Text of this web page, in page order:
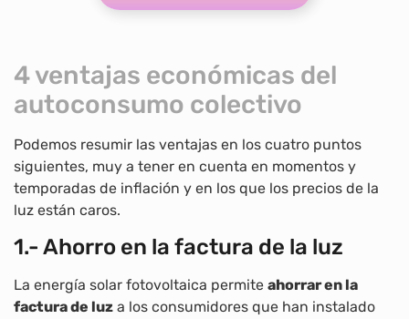
4 ventajas económicas del
autoconsumo colectivo
Podemos resumir las ventajas en los cuatro puntos
siguientes, muy a tener en cuenta en momentos y
temporadas de inflación y en los que los precios de la
luz están caros.
1.- Ahorro en la factura de la luz
La energía solar fotovoltaica permite ahorrar en la
factura de luz a los consumidores que han instalado